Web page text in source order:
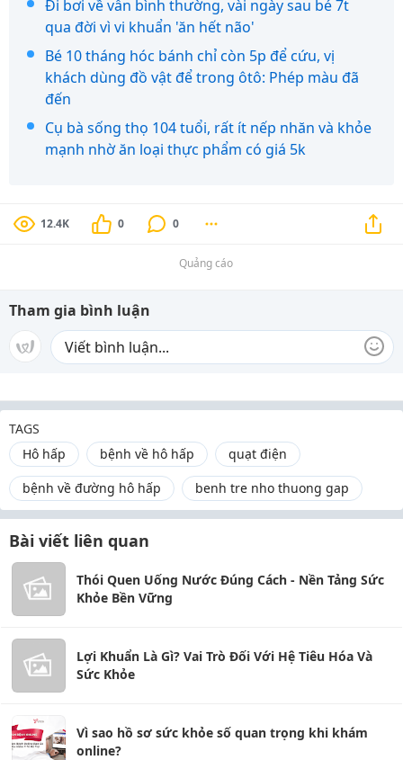
Đi bơi về vẫn bình thường, vài ngày sau bé 7t
qua đời vì vi khuẩn 'ăn hết não'
Bé 10 tháng hóc bánh chỉ còn 5p để cứu, vị
khách dùng đồ vật để trong ôtô: Phép màu đã
đến
Cụ bà sống thọ 104 tuổi, rất ít nếp nhăn và khỏe
mạnh nhờ ăn loại thực phẩm có giá 5k
12.4K 0 0
Quảng cáo
Tham gia bình luận
TAGS
Hô hấp
bệnh về hô hấp
quạt điện
bệnh về đường hô hấp
benh tre nho thuong gap
Bài viết liên quan
Thói Quen Uống Nước Đúng Cách - Nền Tảng Sức
Khỏe Bền Vững
Lợi Khuẩn Là Gì? Vai Trò Đối Với Hệ Tiêu Hóa Và
Sức Khỏe
Vì sao hồ sơ sức khỏe số quan trọng khi khám
online?